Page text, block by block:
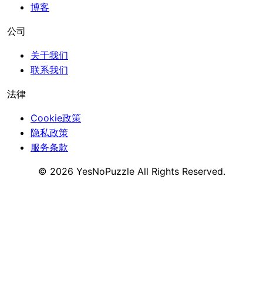
博客
公司
关于我们
联系我们
法律
Cookie政策
隐私政策
服务条款
© 2026 YesNoPuzzleAll Rights Reserved.